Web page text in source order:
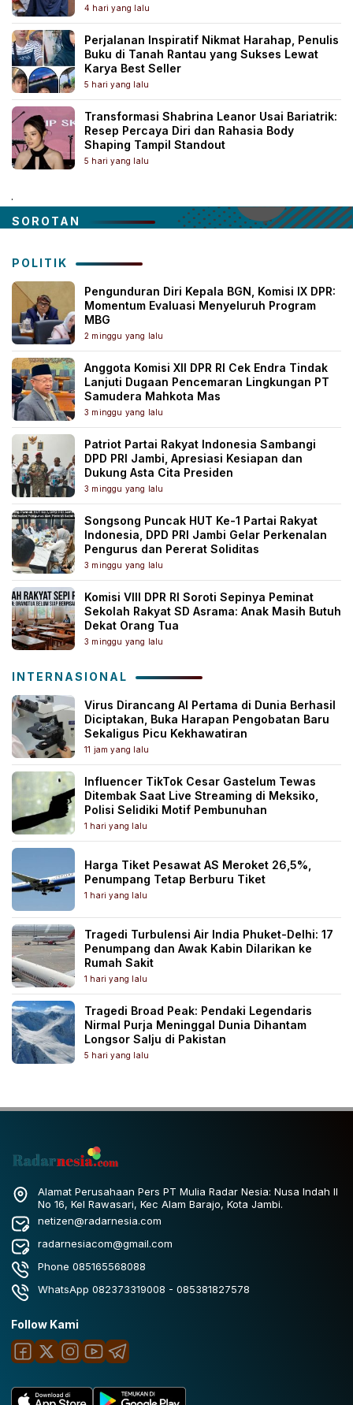
4 hari yang lalu
Perjalanan Inspiratif Nikmat Harahap, Penulis
Buku di Tanah Rantau yang Sukses Lewat
Karya Best Seller
5 hari yang lalu
Transformasi Shabrina Leanor Usai Bariatrik:
Resep Percaya Diri dan Rahasia Body
Shaping Tampil Standout
5 hari yang lalu
.
SOROTAN
POLITIK
Pengunduran Diri Kepala BGN, Komisi IX DPR:
Momentum Evaluasi Menyeluruh Program
MBG
2 minggu yang lalu
Anggota Komisi XII DPR RI Cek Endra Tindak
Lanjuti Dugaan Pencemaran Lingkungan PT
Samudera Mahkota Mas
3 minggu yang lalu
Patriot Partai Rakyat Indonesia Sambangi
DPD PRI Jambi, Apresiasi Kesiapan dan
Dukung Asta Cita Presiden
3 minggu yang lalu
Songsong Puncak HUT Ke-1 Partai Rakyat
Indonesia, DPD PRI Jambi Gelar Perkenalan
Pengurus dan Pererat Soliditas
3 minggu yang lalu
Komisi VIII DPR RI Soroti Sepinya Peminat
Sekolah Rakyat SD Asrama: Anak Masih Butuh
Dekat Orang Tua
3 minggu yang lalu
INTERNASIONAL
Virus Dirancang AI Pertama di Dunia Berhasil
Diciptakan, Buka Harapan Pengobatan Baru
Sekaligus Picu Kekhawatiran
11 jam yang lalu
Influencer TikTok Cesar Gastelum Tewas
Ditembak Saat Live Streaming di Meksiko,
Polisi Selidiki Motif Pembunuhan
1 hari yang lalu
Harga Tiket Pesawat AS Meroket 26,5%,
Penumpang Tetap Berburu Tiket
1 hari yang lalu
Tragedi Turbulensi Air India Phuket-Delhi: 17
Penumpang dan Awak Kabin Dilarikan ke
Rumah Sakit
1 hari yang lalu
Tragedi Broad Peak: Pendaki Legendaris
Nirmal Purja Meninggal Dunia Dihantam
Longsor Salju di Pakistan
5 hari yang lalu
Alamat Perusahaan Pers PT Mulia Radar Nesia: Nusa Indah II
No 16, Kel Rawasari, Kec Alam Barajo, Kota Jambi.
netizen@radarnesia.com
radarnesiacom@gmail.com
Phone 085165568088
WhatsApp 082373319008 - 085381827578
Follow Kami